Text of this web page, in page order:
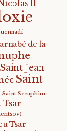
II
de la
Saint Jean
Saint
Saint Seraphim
Tsar
Tsar